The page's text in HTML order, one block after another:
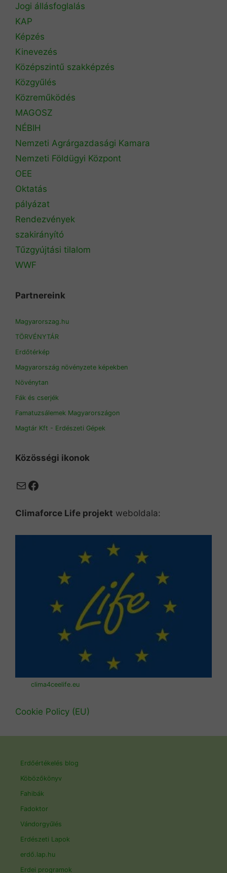
Jogi állásfoglalás
KAP
Képzés
Kinevezés
Középszintű szakképzés
Közgyűlés
Közreműködés
MAGOSZ
NÉBIH
Nemzeti Agrárgazdasági Kamara
Nemzeti Földügyi Központ
OEE
Oktatás
pályázat
Rendezvények
szakirányító
Tűzgyújtási tilalom
WWF
Partnereink
Magyarorszag.hu
TÖRVÉNYTÁR
Erdőtérkép
Magyarország növényzete képekben
Növénytan
Fák és cserjék
Famatuzsálemek Magyarországon
Magtár Kft - Erdészeti Gépek
Közösségi ikonok
MailFacebook
Climaforce Life projekt weboldala:
clima4ceelife.eu
Cookie Policy (EU)
Erdőértékelés blog
Köbözőkönyv
Fahibák
Fadoktor
Vándorgyűlés
Erdészeti Lapok
erdő.lap.hu
Erdei programok